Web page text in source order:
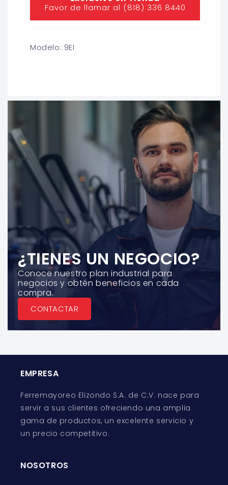
Favor de llamar al (818) 336 8440
Modelo: 9EI
¿TIENES UN NEGOCIO?
Conoce nuestro plan industrial para
negocios y obtén beneficios en cada
compra.
CONTACTAR
EMPRESA
Ferremayoreo Elizondo S.A. de C.V. nace para
servir a sus clientes ofreciendo una amplia
gama de productos, un excelente servicio y
un precio competitivo.
NOSOTROS